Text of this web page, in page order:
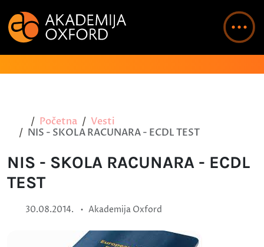
Početna
Vesti
NIS - SKOLA RACUNARA - ECDL TEST
NIS - SKOLA RACUNARA - ECDL
TEST
30.08.2014. • Akademija Oxford